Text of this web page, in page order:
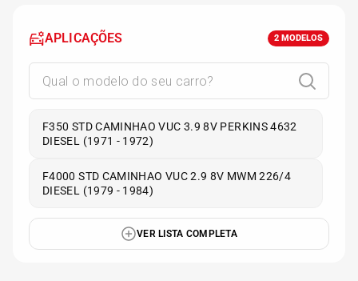
APLICAÇÕES 2 MODELOS
F350 STD CAMINHAO VUC 3.9 8V PERKINS 4632
DIESEL (1971 - 1972)
F4000 STD CAMINHAO VUC 2.9 8V MWM 226/4
DIESEL (1979 - 1984)
VER LISTA COMPLETA